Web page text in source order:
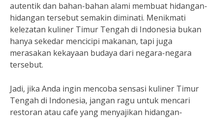
autentik dan bahan-bahan alami membuat hidangan-
hidangan tersebut semakin diminati. Menikmati
kelezatan kuliner Timur Tengah di Indonesia bukan
hanya sekedar mencicipi makanan, tapi juga
merasakan kekayaan budaya dari negara-negara
tersebut.
Jadi, jika Anda ingin mencoba sensasi kuliner Timur
Tengah di Indonesia, jangan ragu untuk mencari
restoran atau cafe yang menyajikan hidangan-